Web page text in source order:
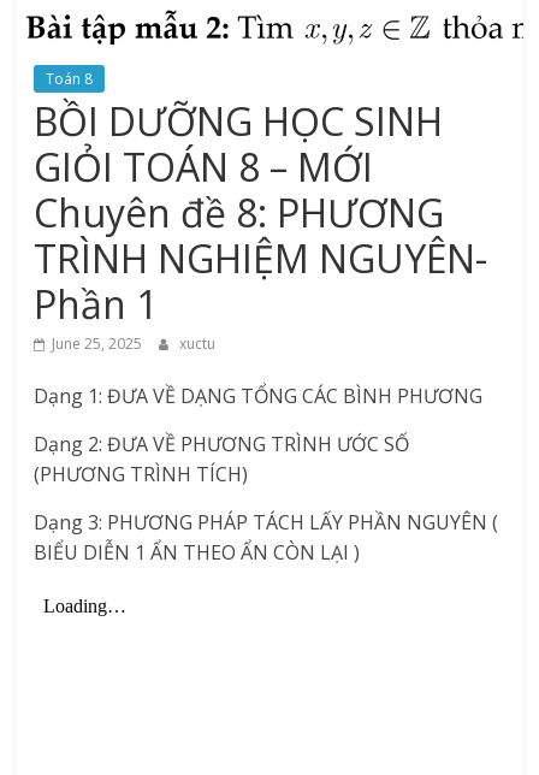
Toán 8
BỒI DƯỠNG HỌC SINH
GIỎI TOÁN 8 – MỚI
Chuyên đề 8: PHƯƠNG
TRÌNH NGHIỆM NGUYÊN-
Phần 1
June 25, 2025 xuctu
Dạng 1: ĐƯA VỀ DẠNG TỔNG CÁC BÌNH PHƯƠNG
Dạng 2: ĐƯA VỀ PHƯƠNG TRÌNH ƯỚC SỐ
(PHƯƠNG TRÌNH TÍCH)
Dạng 3: PHƯƠNG PHÁP TÁCH LẤY PHẦN NGUYÊN (
BIỂU DIỄN 1 ẨN THEO ẨN CÒN LẠI )